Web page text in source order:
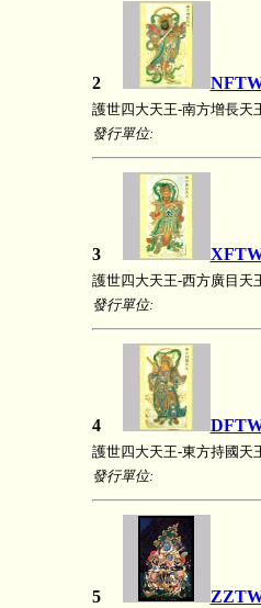
2
護世四大天王-南方增長天
發行單位:
3
護世四大天王-西方廣目天
發行單位:
4
護世四大天王-東方持國天
發行單位:
5